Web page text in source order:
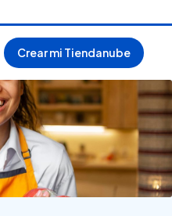
Crear mi Tiendanube